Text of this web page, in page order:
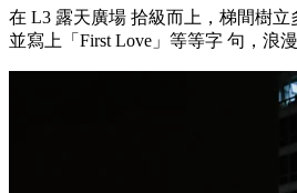
在 L3 露天廣場 拾級而上，梯間樹立
並寫上「First Love」等等字 句，浪